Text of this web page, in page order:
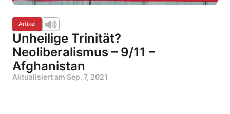
Artikel
Unheilige Trinität?
Neoliberalismus – 9/11 –
Afghanistan
Aktualisiert am Sep. 7, 2021